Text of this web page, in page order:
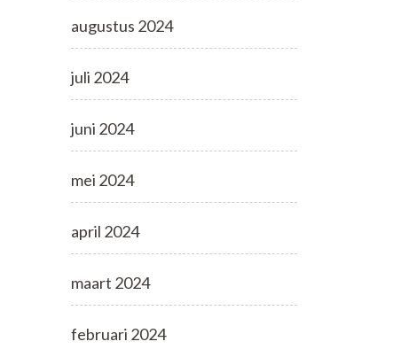
augustus 2024
juli 2024
juni 2024
mei 2024
april 2024
maart 2024
februari 2024